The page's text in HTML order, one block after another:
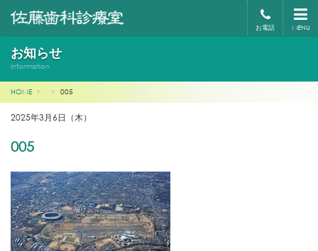
MENU
お電話
お知らせ
Information
HOME 005
2025年3月6日（木）
005